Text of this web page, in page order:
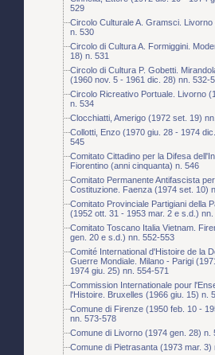
529
Circolo Culturale A. Gramsci. Livorno
n. 530
Circolo di Cultura A. Formiggini.
18) n. 531
Circolo di Cultura P. Gobetti.
(1960 nov. 5 - 1961 dic. 28) nn. 532-
Circolo Ricreativo Portuale. Livorno
n. 534
Clocchiatti, Amerigo (1972 set. 19)
Collotti, Enzo (1970 giu. 28 - 1974
545
Comitato Cittadino per la Difesa
Fiorentino (anni cinquanta) n. 546
Comitato Permanente Antifascista
Costituzione. Faenza (1974 set. 10)
Comitato Provinciale Partigiani della
(1952 ott. 31 - 1953 mar. 2 e s.d.) nn.
Comitato Toscano Italia Vietnam.
gen. 20 e s.d.) nn. 552-553
Comité International d'Histoire de la
Guerre Mondiale. Milano - Parigi
1974 giu. 25) nn. 554-571
Commission Internationale pour
l'Histoire. Bruxelles (1966 giu. 15) n.
Comune di Firenze (1950 feb. 10 -
nn. 573-578
Comune di Livorno (1974 gen. 28) n.
Comune di Pietrasanta (1973 mar. 3)